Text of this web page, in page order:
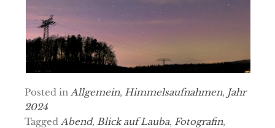
Posted in Allgemein, Himmelsaufnahmen, Jahr
2024
Tagged Abend, Blick auf Lauba, Fotografin,